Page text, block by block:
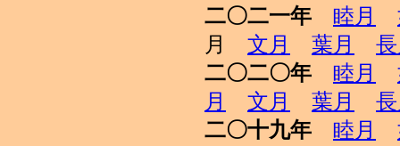
二〇二一年
睦月
月 文月 葉月
二〇二〇年
睦月
月
文月 葉月
二〇十九年
睦月